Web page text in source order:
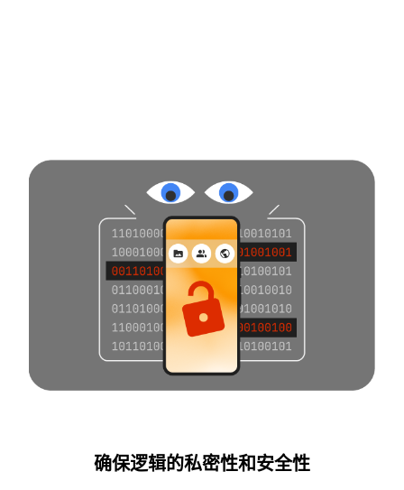
确保逻辑的私密性和安全性